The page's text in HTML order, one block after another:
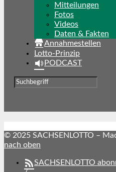
Mitteilungen
Fotos
Videos
Daten & Fakten
Annahmestellen
Lotto-Prinzip
PODCAST
© 2025 SACHSENLOTTO –
nach oben
SACHSENLOTTO